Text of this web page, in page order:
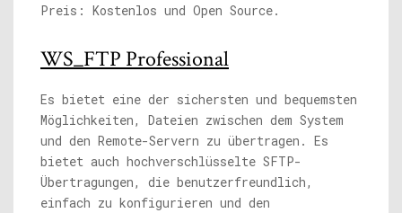
Preis: Kostenlos und Open Source.
WS_FTP Professional
Es bietet eine der sichersten und bequemsten
Möglichkeiten, Dateien zwischen dem System
und den Remote-Servern zu übertragen. Es
bietet auch hochverschlüsselte SFTP-
Übertragungen, die benutzerfreundlich,
einfach zu konfigurieren und den